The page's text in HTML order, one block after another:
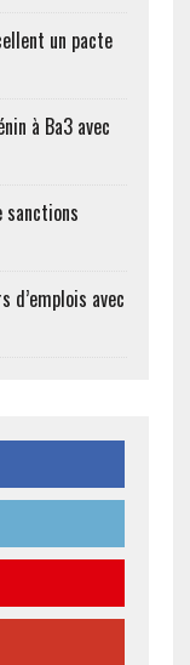
un pacte
à Ba3 avec
sanctions
d’emplois avec